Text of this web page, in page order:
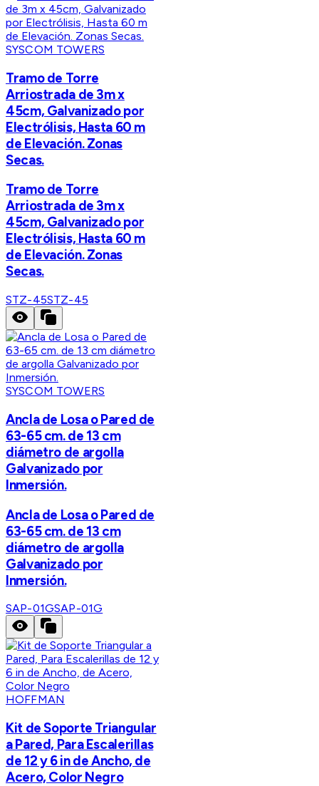
SYSCOM TOWERS
Tramo de Torre
Arriostrada de 3m x
45cm, Galvanizado por
Electrólisis, Hasta 60 m
de Elevación. Zonas
Secas.
Tramo de Torre
Arriostrada de 3m x
45cm, Galvanizado por
Electrólisis, Hasta 60 m
de Elevación. Zonas
Secas.
STZ-45STZ-45
SYSCOM TOWERS
Ancla de Losa o Pared de
63-65 cm. de 13 cm
diámetro de argolla
Galvanizado por
Inmersión.
Ancla de Losa o Pared de
63-65 cm. de 13 cm
diámetro de argolla
Galvanizado por
Inmersión.
SAP-01GSAP-01G
HOFFMAN
Kit de Soporte Triangular
a Pared, Para Escalerillas
de 12 y 6 in de Ancho, de
Acero, Color Negro